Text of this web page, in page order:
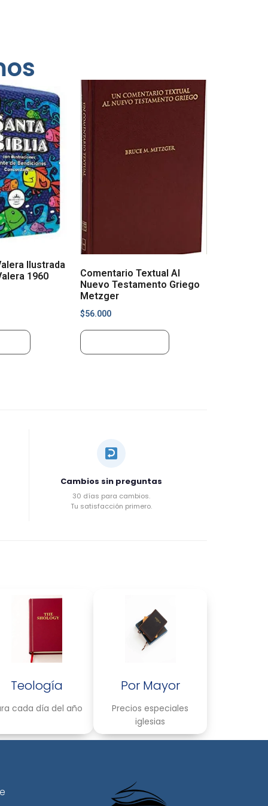
Ilustrada
1960
Comentario Textual Al
Nuevo Testamento Griego
Metzger
$56.000
Cambios sin preguntas
30 días para cambios.
Tu satisfacción primero.
Teología
cada día del año
Por Mayor
Precios especiales
iglesias